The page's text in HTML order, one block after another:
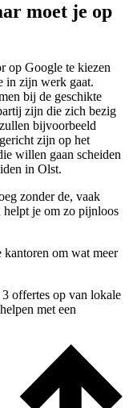
moet je op
op Google te kiezen
in zijn werk gaat.
bij de geschikte
zijn die zich bezig
bijvoorbeeld
zijn op het
willen gaan scheiden
in Olst.
zonder de, vaak
helpt je om zo pijnloos
kantoren om wat meer
3 offertes op van lokale
met een